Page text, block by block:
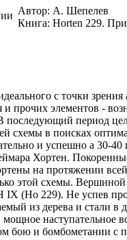
Автор: А. Шепелев
Книга: Horten 229.
с точки зрения
прочих элементов -
последующий период
схемы в поисках
и успешно а 30-
Хортен.
на протяжении
этой схемы.
(Но 229). Не успев
из дерева и стали в
наступательное
бою и бомбометании с